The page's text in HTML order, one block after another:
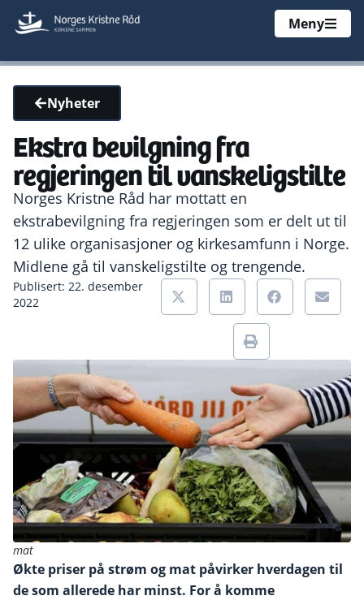
Meny
Nyheter
Ekstra bevilgning fra
regjeringen til vanskeligstilte
Norges Kristne Råd har mottatt en
ekstrabevilgning fra regjeringen som er delt ut til
12 ulike organisasjoner og kirkesamfunn i Norge.
Midlene gå til vanskeligstilte og trengende.
Publisert: 22. desember
2022
mat
Økte priser på strøm og mat påvirker hverdagen til
de som allerede har minst. For å komme